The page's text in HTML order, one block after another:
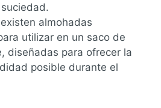
almohadas
utilizar en un saco de
diseñadas para ofrecer la
posible durante el